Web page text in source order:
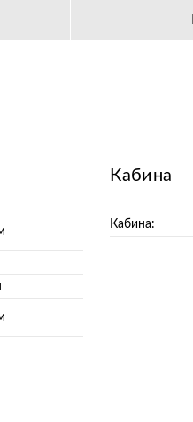
Кабина
Кабина: